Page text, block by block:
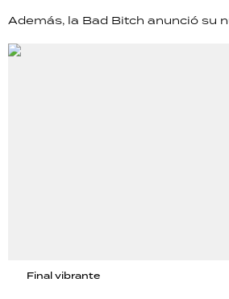
Además, la Bad Bitch anunció su
Final vibrante